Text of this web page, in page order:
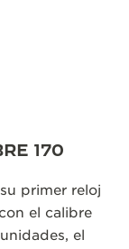
170
primer reloj
el calibre
el